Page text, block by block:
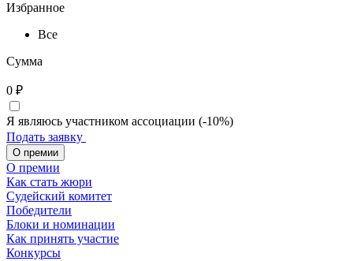
Избранное
Все
Сумма
0 ₽
Я являюсь участником ассоциации (-10%)
Подать заявку
О премии
О премии
Как стать жюри
Судейский комитет
Победители
Блоки и номинации
Как принять участие
Конкурсы